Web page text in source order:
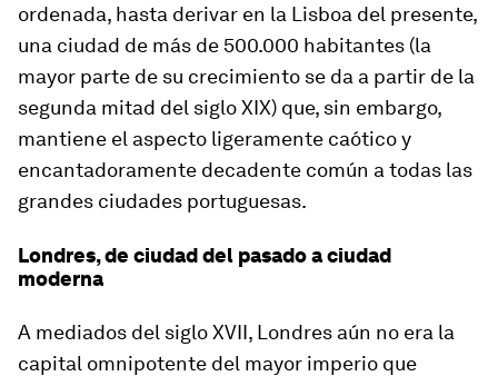
ordenada, hasta derivar en la Lisboa del presente,
una ciudad de más de 500.000 habitantes (la
mayor parte de su crecimiento se da a partir de la
segunda mitad del siglo XIX) que, sin embargo,
mantiene el aspecto ligeramente caótico y
encantadoramente decadente común a todas las
grandes ciudades portuguesas.
Londres, de ciudad del pasado a ciudad
moderna
A mediados del siglo XVII, Londres aún no era la
capital omnipotente del mayor imperio que